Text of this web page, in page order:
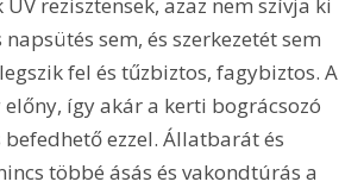
sem, és szerkezetét sem
fel és tűzbiztos, fagybiztos. A
így akár a kerti bográcsozó
befedhető ezzel. Állatbarát és
többé ásás és vakondtúrás a